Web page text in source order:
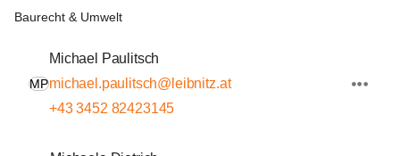
Baurecht & Umwelt
MP
Michael Paulitsch
michael.paulitsch@leibnitz.at
+43 3452 82423145